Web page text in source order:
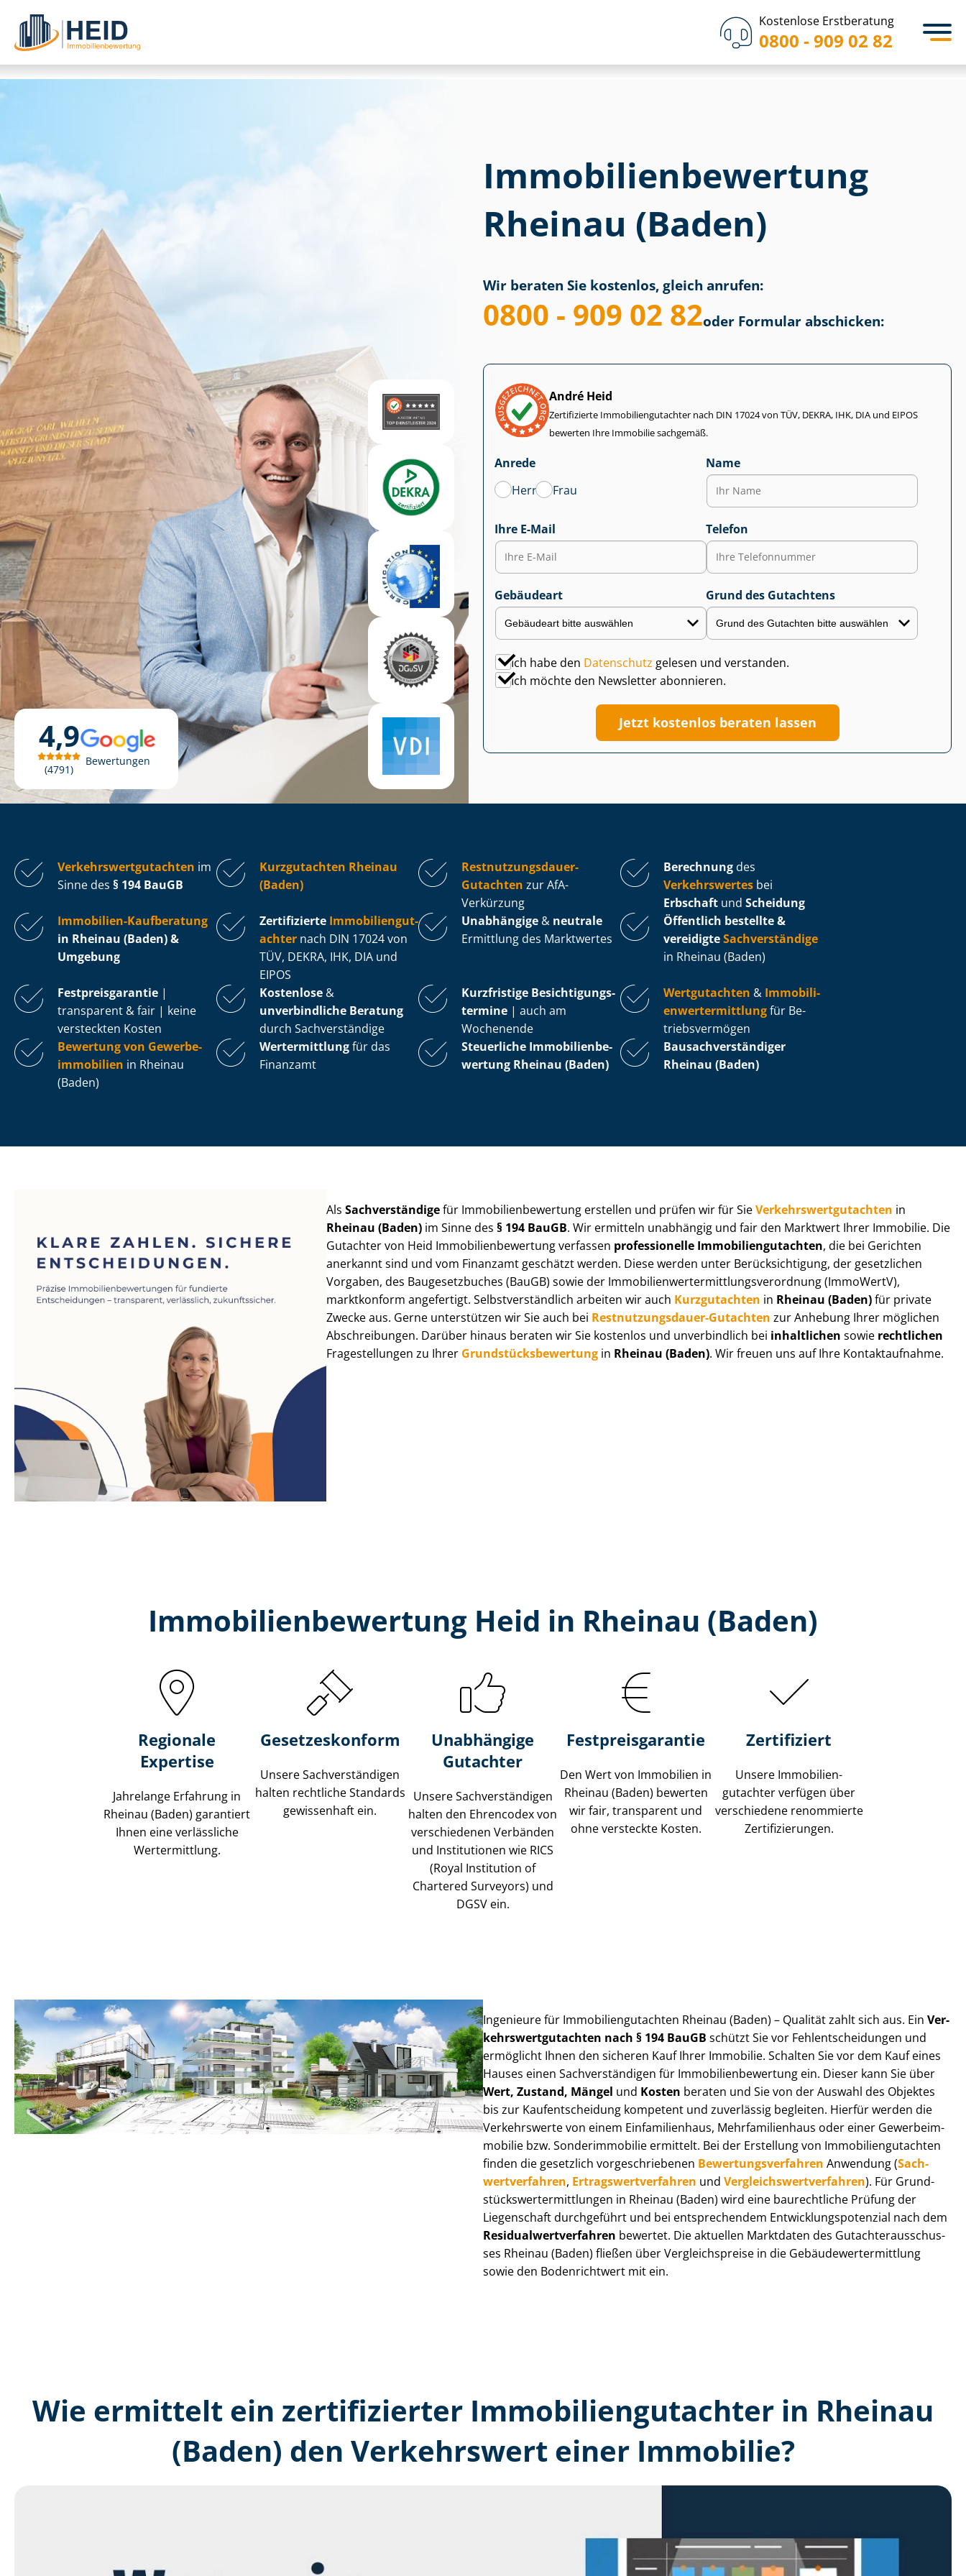
Kostenlose Erstberatung
0800 - 909 02 82
4,9
4791
Bewertungen
Immobilien­bewertung
Rheinau (Baden)
Wir beraten Sie kostenlos, gleich anrufen:
0800 - 909 02 82oder Formular abschicken:
André Heid
Zertifizierte Im­mo­bi­li­en­gut­ach­ter nach DIN 17024 von TÜV, DEKRA, IHK, DIA und EIPOS
bewerten Ihre Immobilie sachgemäß.
Anrede
Herr
Frau
Name
Ihre E-Mail Telefon
Gebäudeart Grund des Gutachtens
Ich habe den Datenschutz gelesen und verstanden.
Ich möchte den Newsletter abonnieren.
Jetzt kostenlos beraten lassen
Ver­kehrs­wert­gut­ach­ten im
Sinne des § 194 BauGB
Kurzgutachten Rheinau
(Baden)
Rest­nut­zungs­dau­er-
Gutachten zur AfA-
Verkürzung
Berechnung des
Verkehrswertes bei
Erbschaft und Scheidung
Immobilien-Kaufberatung
in Rheinau (Baden) &
Umgebung
Zertifizierte Im­mo­bi­li­en­gut­
ach­ter nach DIN 17024 von
TÜV, DEKRA, IHK, DIA und
EIPOS
Unabhängige & neutrale
Ermittlung des Marktwertes
Öffentlich bestellte &
vereidigteSachverständige
in Rheinau (Baden)
Fest­preis­ga­ran­tie |
transparent & fair | keine
versteckten Kosten
Kostenlose &
unverbindliche Beratung
durch Sachverständige
Kurzfristige Be­sich­ti­gungs­
ter­mi­ne | auch am
Wochenende
Wertgutachten & Im­mo­bi­li­
en­wert­ermitt­lungfür Be­
triebs­ver­mö­gen
Bewertung von Ge­wer­be­
im­mo­bi­li­en in Rheinau
(Baden)
Wertermittlungfür das
Finanzamt
Steuerliche Im­mo­bi­li­en­be­
wer­tung Rheinau (Baden)
Bau­sach­ver­stän­di­ger
Rheinau (Baden)
AlsSachverständigefür Im­mo­bi­li­en­be­wer­tung erstellen und prüfen wir für SieVer­kehrs­wert­gut­ach­ten in
Rheinau (Baden) im Sinne des§ 194 BauGB. Wir ermitteln unabhängig und fair den Marktwert Ihrer Immobilie. Die
Gutachter von Heid Im­mo­bi­li­en­be­wer­tung verfassen professionelle Im­mo­bi­li­en­gut­ach­ten, die bei Gerichten
anerkannt sind und vom Finanzamt geschätzt werden. Diese werden unter Be­rück­sich­ti­gung, der gesetzlichen
Vorgaben, des Baugesetzbuches (BauGB) sowie der Im­mo­bi­li­en­wert­ermitt­lungs­ver­ord­nung (ImmoWertV),
marktkonform angefertigt. Selbst­ver­ständ­lich arbeiten wir auch Kurzgutachten in Rheinau (Baden)für private
Zwecke aus. Gerne unterstützen wir Sie auch bei Rest­nut­zungs­dau­er-Gutachten zur Anhebung Ihrer möglichen
Abschreibungen. Darüber hinaus beraten wir Sie kostenlos und unverbindlich bei inhaltlichen sowie rechtlichen
Fragestellungen zu Ihrer Grund­stücks­be­wer­tung in Rheinau (Baden). Wir freuen uns auf Ihre Kontaktaufnahme.
Immobilien­bewertung Heid in Rheinau (Baden)
Regionale
Expertise
Jahrelange Erfahrung in
Rheinau (Baden) garantiert
Ihnen eine verlässliche
Wertermittlung.
Gesetzes­konform
Unsere Sach­ver­stän­di­gen
halten rechtliche Standards
gewissenhaft ein.
Unabhängige
Gutachter
Unsere Sach­ver­stän­di­gen
halten den Ehrencodex von
verschiedenen Verbänden
und Institutionen wie RICS
(Royal Institution of
Chartered Surveyors) und
DGSV ein.
Festpreis​garantie
Den Wert von Immobilien in
Rheinau (Baden) bewerten
wir fair, transparent und
ohne versteckte Kosten.
Zertifiziert
Unsere Immobilien­
gutachter verfügen über
verschiedene renommierte
Zer­ti­fi­zie­run­gen.
Ingenieure für Im­mo­bi­li­en­gut­ach­ten Rheinau (Baden) – Qualität zahlt sich aus. Ein Ver­
kehrs­wert­gut­ach­ten nach § 194 BauGB schützt Sie vor Fehl­ent­schei­dun­gen und
ermöglicht Ihnen den sicheren Kauf Ihrer Immobilie. Schalten Sie vor dem Kauf eines
Hauses einen Sach­ver­stän­di­gen für Im­mo­bi­li­en­be­wer­tung ein. Dieser kann Sie über
Wert, Zustand, Mängel und Kosten beraten und Sie von der Auswahl des Objektes
bis zur Kauf­ent­schei­dung kompetent und zuverlässig begleiten. Hierfür werden die
Verkehrswerte von einem Einfamilienhaus, Mehr­fa­mi­li­en­haus oder einer Ge­wer­be­im­
mo­bi­lie bzw. Sonderimmobilie ermittelt. Bei der Erstellung von Im­mo­bi­li­en­gut­ach­ten
finden die gesetzlich vor­ge­schrie­be­nen Be­wer­tungs­ver­fah­ren Anwendung (Sach­
wert­ver­fah­ren, Er­trags­wert­ver­fah­ren und Ver­gleichs­wert­ver­fah­ren). Für Grund­
stücks­wert­ermitt­lun­gen in Rheinau (Baden) wird eine baurechtliche Prüfung der
Liegenschaft durchgeführt und bei entsprechendem Ent­wick­lungs­po­ten­zi­al nach dem
Re­si­du­al­wert­ver­fah­ren bewertet. Die aktuellen Marktdaten des Gut­ach­ter­aus­schus­
ses Rheinau (Baden) fließen über Ver­gleichs­prei­se in die Ge­bäu­de­wert­ermitt­lung
sowie den Bodenrichtwert mit ein.
Wie ermittelt ein zertifizierter Immobilien­gutachter in Rheinau
(Baden) den Verkehrswert einer Immobilie?